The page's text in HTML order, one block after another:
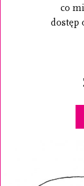
co
dostęp